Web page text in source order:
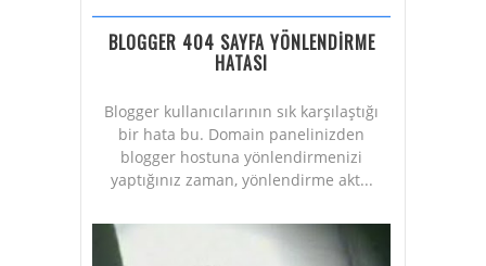
BLOGGER 404 SAYFA YÖNLENDİRME
HATASI
Blogger kullanıcılarının sık karşılaştığı
bir hata bu. Domain panelinizden
blogger hostuna yönlendirmenizi
yaptığınız zaman, yönlendirme akt...